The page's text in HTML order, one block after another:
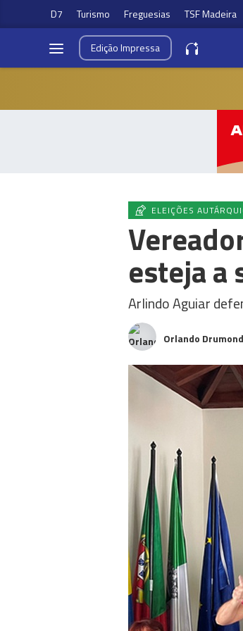
D7 Turismo Freguesias TSF Madeira
EdiçãoImpressa
ELEIÇÕES
esteja a
Arlindo Aguiar
Orlando Drumond